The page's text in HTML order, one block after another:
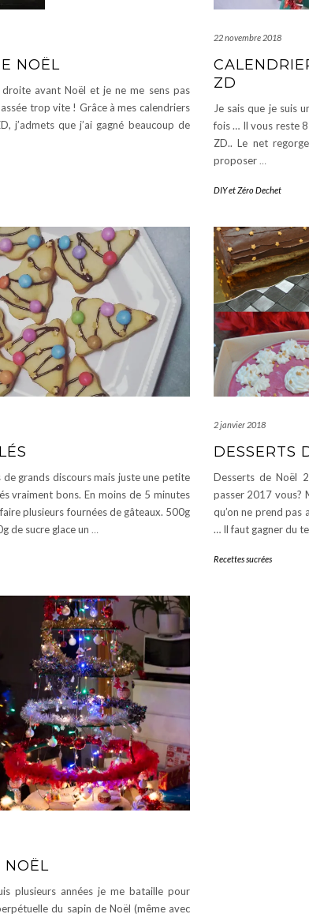
NOËL
avant Noël et je ne me sens pas
trop vite ! Grâce à mes calendriers
j’admets que j’ai gagné beaucoup de
22 novembre 2018
ZD
Je sais que je suis
fois … Il vous reste
ZD.. Le net
proposer …
DIY et Zéro Dechet
de grands discours mais juste une petite
vraiment bons. En moins de 5 minutes
plusieurs fournées de gâteaux. 500g
de sucre glace un …
2 janvier 2018
DESSERTS
Desserts de Noël
passer 2017 vous?
qu’on ne prend
… Il faut gagner du
Recettes sucrées
NOËL
plusieurs années je me bataille pour
du sapin de Noël (même avec